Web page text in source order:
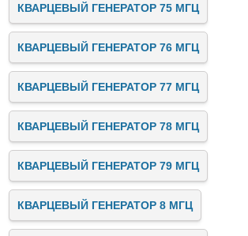
КВАРЦЕВЫЙ ГЕНЕРАТОР 75 МГЦ
КВАРЦЕВЫЙ ГЕНЕРАТОР 76 МГЦ
КВАРЦЕВЫЙ ГЕНЕРАТОР 77 МГЦ
КВАРЦЕВЫЙ ГЕНЕРАТОР 78 МГЦ
КВАРЦЕВЫЙ ГЕНЕРАТОР 79 МГЦ
КВАРЦЕВЫЙ ГЕНЕРАТОР 8 МГЦ